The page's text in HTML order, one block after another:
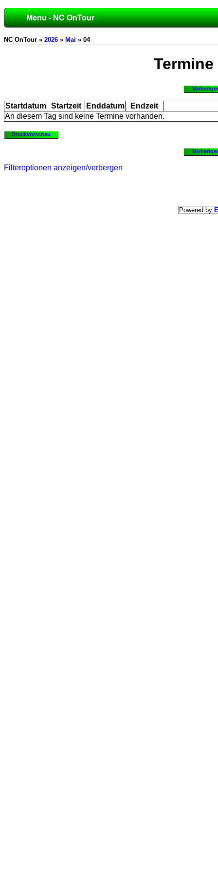
Menu - NC OnTour
NC OnTour » 2026 » Mai » 04
Termine
Startdatum Startzeit Enddatum
Endzeit
An diesem Tag sind keine Termine vorhanden.
Druckvorschau
Filteroptionen anzeigen/verbergen
Powered by